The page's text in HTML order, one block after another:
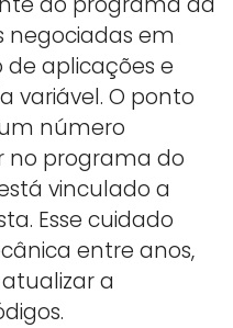
negociadas em
aplicações e
variável. O ponto
número
no programa do
vinculado a
Esse cuidado
entre anos,
a